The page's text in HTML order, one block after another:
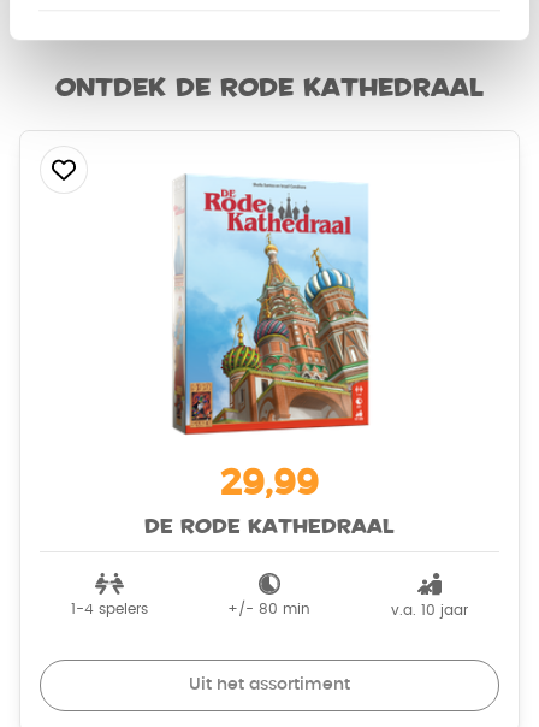
Ontdek De Rode Kathedraal
29,99
De Rode Kathedraal
1-4 spelers +/- 80 min v.a. 10 jaar
Uit het assortiment